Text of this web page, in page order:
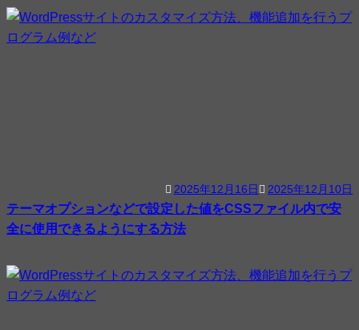
2025年12月16日 2025年12月10日
テーマオプションなどで設定した値をCSSファイル内で安
全に使用できるようにする方法